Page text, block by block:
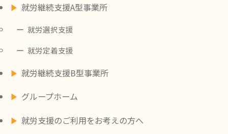
就労継続支援A型事業所
就労選択支援
就労定着支援
就労継続支援B型事業所
グループホーム
就労支援のご利用をお考えの方へ